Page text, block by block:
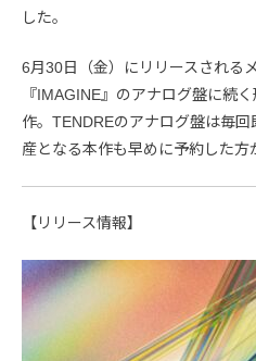
した。
6月30日（金）にリリースされる
『IMAGINE』のアナログ盤に続
作。TENDREのアナログ盤は毎
産となる本作も早めに予約した方
【リリース情報】